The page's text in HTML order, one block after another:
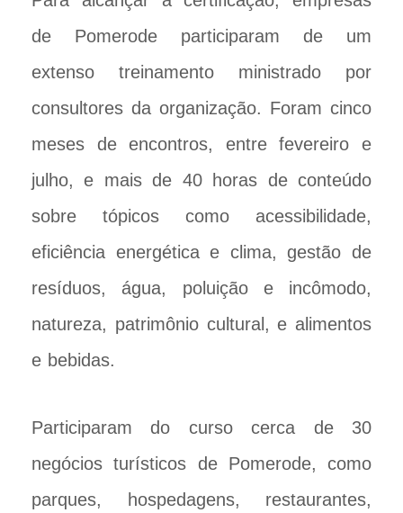
de Pomerode participaram de um
extenso treinamento ministrado por
consultores da organização. Foram cinco
meses de encontros, entre fevereiro e
julho, e mais de 40 horas de conteúdo
sobre tópicos como acessibilidade,
eficiência energética e clima, gestão de
resíduos, água, poluição e incômodo,
natureza, patrimônio cultural, e alimentos
e bebidas.
Participaram do curso cerca de 30
negócios turísticos de Pomerode, como
parques, hospedagens, restaurantes,